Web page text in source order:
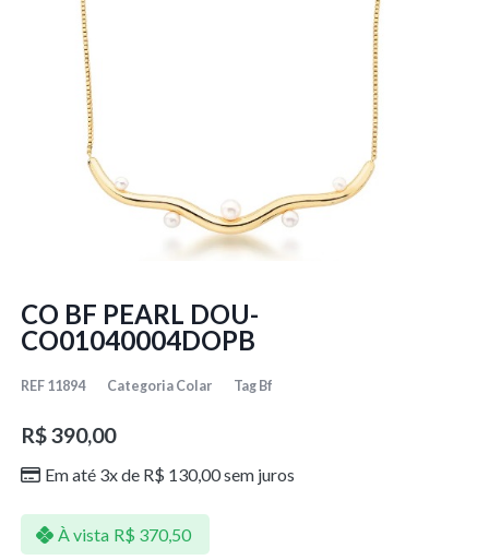
CO BF PEARL DOU-
CO01040004DOPB
REF 11894 Categoria Colar Tag Bf
R$390,00
Em até 3x de R$ 130,00sem juros
À vista R$ 370,50